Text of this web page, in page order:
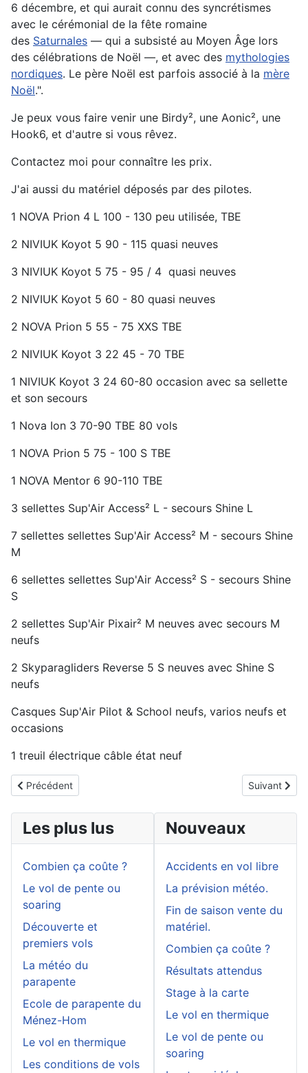
6 décembre, et qui aurait connu des syncrétismes
avec le cérémonial de la fête romaine
des Saturnales — qui a subsisté au Moyen Âge lors
des célébrations de Noël —, et avec des mythologies
nordiques. Le père Noël est parfois associé à la mère
Noël.".
Je peux vous faire venir une Birdy², une Aonic², une
Hook6, et d'autre si vous rêvez.
Contactez moi pour connaître les prix.
J'ai aussi du matériel déposés par des pilotes.
1 NOVA Prion 4 L 100 - 130 peu utilisée, TBE
2 NIVIUK Koyot 5 90 - 115 quasi neuves
3 NIVIUK Koyot 5 75 - 95 / 4 quasi neuves
2 NIVIUK Koyot 5 60 - 80 quasi neuves
2 NOVA Prion 5 55 - 75 XXS TBE
2 NIVIUK Koyot 3 22 45 - 70 TBE
1 NIVIUK Koyot 3 24 60-80 occasion avec sa sellette
et son secours
1 Nova Ion 3 70-90 TBE 80 vols
1 NOVA Prion 5 75 - 100 S TBE
1 NOVA Mentor 6 90-110 TBE
3 sellettes Sup'Air Access² L - secours Shine L
7 sellettes sellettes Sup'Air Access² M - secours Shine
M
6 sellettes sellettes Sup'Air Access² S - secours Shine
S
2 sellettes Sup'Air Pixair² M neuves avec secours M
neufs
2 Skyparagliders Reverse 5 S neuves avec Shine S
neufs
Casques Sup'Air Pilot & School neufs, varios neufs et
occasions
1 treuil électrique câble état neuf
Article précédent : La prévision météo.
Précédent Article
Suivant
Les plus lus
Combien ça coûte ?
Le vol de pente ou
soaring
Découverte et
premiers vols
La météo du
parapente
Ecole de parapente du
Ménez-Hom
Le vol en thermique
Les conditions de vols
Nouveaux
Accidents en vol libre
La prévision météo.
Fin de saison vente du
matériel.
Combien ça coûte ?
Résultats attendus
Stage à la carte
Le vol en thermique
Le vol de pente ou
soaring